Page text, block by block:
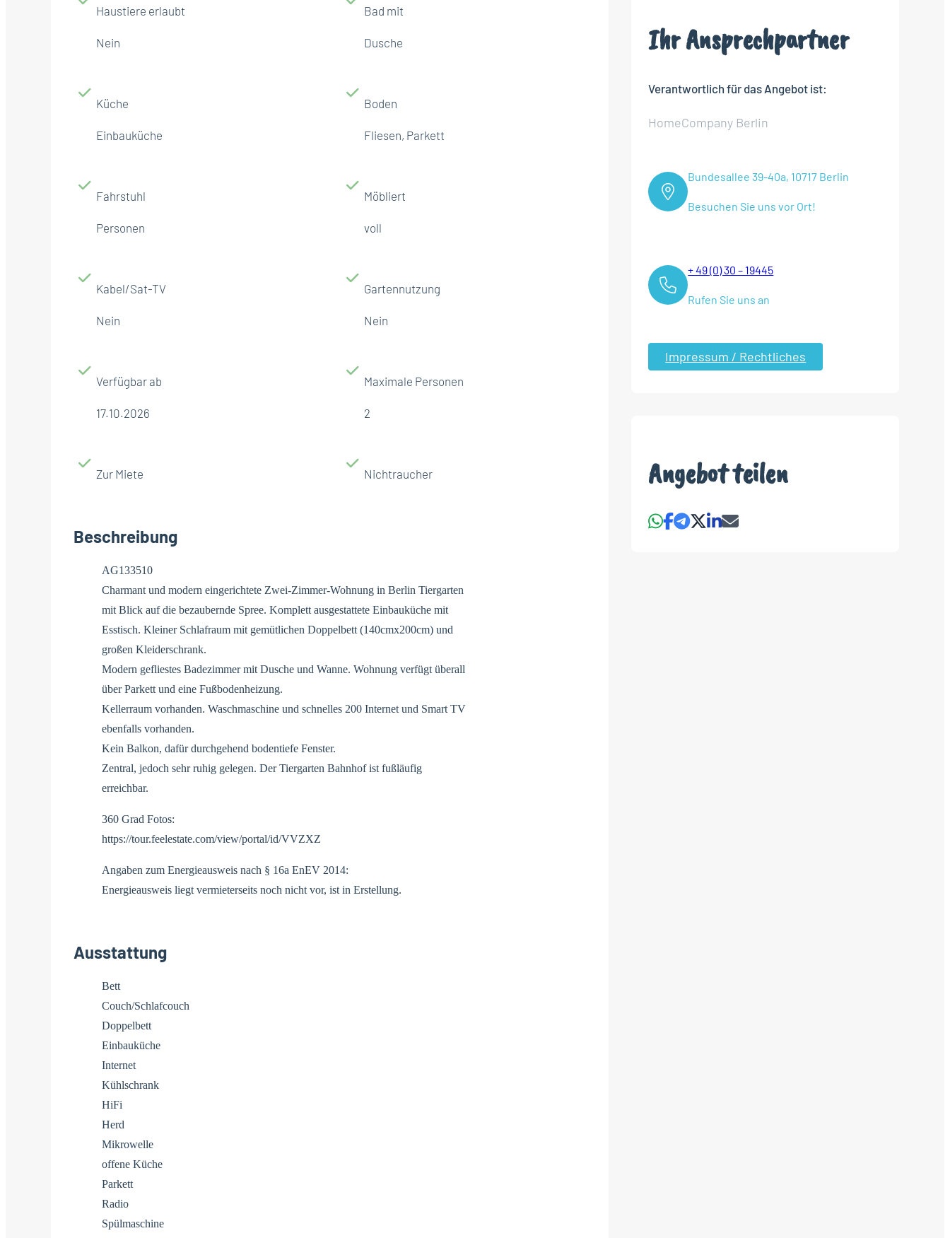
Haustiere erlaubt
Nein
Bad mit
Dusche
Küche
Einbauküche
Boden
Fliesen, Parkett
Fahrstuhl
Personen
Möbliert
voll
Kabel/Sat-TV
Nein
Gartennutzung
Nein
Verfügbar ab
17.10.2026
Maximale Personen
2
Zur Miete Nichtraucher
Beschreibung
AG133510
Charmant und modern eingerichtete Zwei-Zimmer-Wohnung in Berlin Tiergarten
mit Blick auf die bezaubernde Spree. Komplett ausgestattete Einbauküche mit
Esstisch. Kleiner Schlafraum mit gemütlichen Doppelbett (140cmx200cm) und
großen Kleiderschrank.
Modern gefliestes Badezimmer mit Dusche und Wanne. Wohnung verfügt überall
über Parkett und eine Fußbodenheizung.
Kellerraum vorhanden. Waschmaschine und schnelles 200 Internet und Smart TV
ebenfalls vorhanden.
Kein Balkon, dafür durchgehend bodentiefe Fenster.
Zentral, jedoch sehr ruhig gelegen. Der Tiergarten Bahnhof ist fußläufig
erreichbar.
360 Grad Fotos:
https://tour.feelestate.com/view/portal/id/VVZXZ
Angaben zum Energieausweis nach § 16a EnEV 2014:
Energieausweis liegt vermieterseits noch nicht vor, ist in Erstellung.
Ausstattung
Bett
Couch/Schlafcouch
Doppelbett
Einbauküche
Internet
Kühlschrank
HiFi
Herd
Mikrowelle
offene Küche
Parkett
Radio
Spülmaschine
Ihr Ansprechpartner
Verantwortlich für das Angebot ist:
HomeCompany Berlin
Bundesallee 39-40a, 10717 Berlin
Besuchen Sie uns vor Ort!
+ 49 (0) 30 – 19445
Rufen Sie uns an
Impressum / Rechtliches
Angebot teilen